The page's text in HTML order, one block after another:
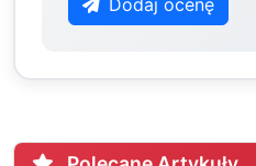
Dodaj ocenę